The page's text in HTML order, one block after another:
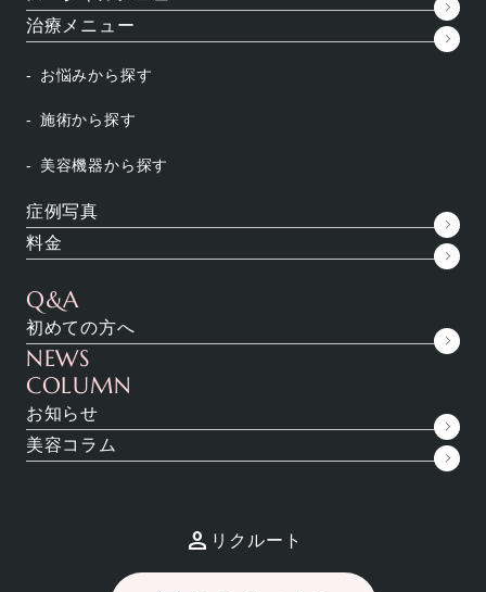
治療メニュー
お悩みから探す
施術から探す
美容機器から探す
症例写真
料金
Q&A
初めての方へ
NEWS
COLUMN
お知らせ
美容コラム
リクルート
”朝起きると顔の脂がすごいんです！顔の脂をなくす
方法はありませんか？”
そのようにご相談される方は多くいらっしゃいます。
高校生くらいのお若い方から30代、40代の方まで幅広
い年代の方が顔の脂っぽさに悩んでいらっしゃいま
す。
顔の脂…皮脂は本来皮膚を守るために必要なもの。そ
のため、顔の脂をゼロにすることは不可能ですし、仮
しかし、皮脂が多すぎることで様々な肌トラブルが引